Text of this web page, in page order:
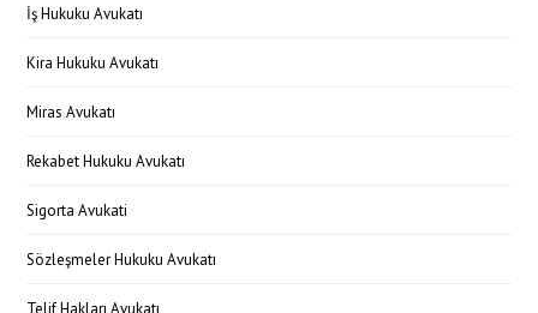
İş Hukuku Avukatı
Kira Hukuku Avukatı
Miras Avukatı
Rekabet Hukuku Avukatı
Sigorta Avukati
Sözleşmeler Hukuku Avukatı